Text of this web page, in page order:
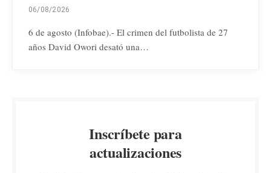
06/08/2026
6 de agosto (Infobae).- El crimen del futbolista de 27
años David Owori desató una…
Inscríbete para
actualizaciones